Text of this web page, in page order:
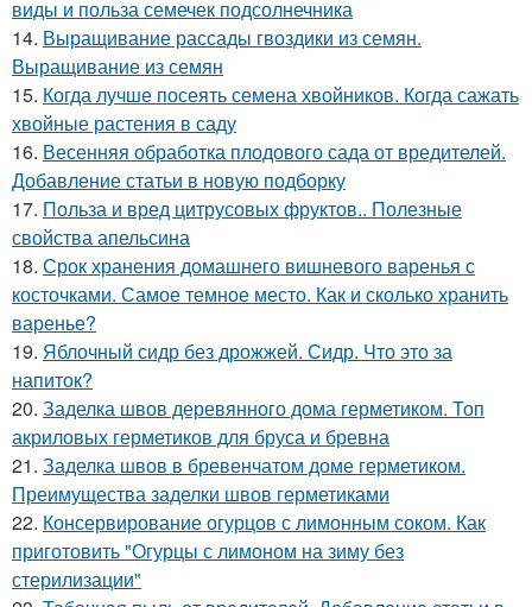
виды и польза семечек подсолнечника
14. Выращивание рассады гвоздики из семян.
Выращивание из семян
15. Когда лучше посеять семена хвойников. Когда сажать
хвойные растения в саду
16. Весенняя обработка плодового сада от вредителей.
Добавление статьи в новую подборку
17. Польза и вред цитрусовых фруктов.. Полезные
свойства апельсина
18. Срок хранения домашнего вишневого варенья с
косточками. Самое темное место. Как и сколько хранить
варенье?
19. Яблочный сидр без дрожжей. Сидр. Что это за
напиток?
20. Заделка швов деревянного дома герметиком. Топ
акриловых герметиков для бруса и бревна
21. Заделка швов в бревенчатом доме герметиком.
Преимущества заделки швов герметиками
22. Консервирование огурцов с лимонным соком. Как
приготовить "Огурцы с лимоном на зиму без
стерилизации"